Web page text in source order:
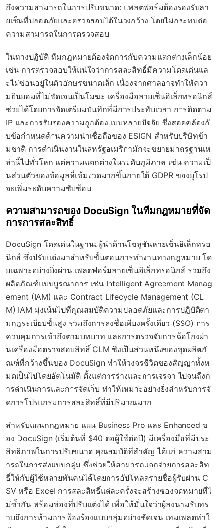
ถึงความสามารถในการปรับขนาด: แพลตฟอร์มต้องรองรับลา
ยเซ็นที่ปลอดภัยและตรวจสอบได้ในวงกว้าง โดยไม่กระทบต่อ
ความสามารถในการตรวจสอบ
ในทางปฏิบัติ ทีมกฎหมายต้องจัดการกับความแตกต่างเล็กน้อย
เช่น การตรวจสอบให้แน่ใจว่าการสละสิทธิ์มีความโดดเด่นแล
ะไม่ซ่อนอยู่ในตัวอักษรขนาดเล็ก เนื่องจากศาลอาจทำให้ควา
มยินยอมที่ไม่ชัดเจนเป็นโมฆะ เครื่องมือลายเซ็นอิเล็กทรอนิกส์
ช่วยได้โดยการจัดเตรียมบันทึกที่มีการประทับเวลา การติดตาม
IP และการรับรองความถูกต้องแบบหลายปัจจัย ซึ่งสอดคล้องกั
บข้อกำหนดด้านความน่าเชื่อถือของ ESIGN สำหรับบริษัทข้า
มชาติ การดำเนินงานในสหรัฐอเมริกามักจะขยายมาตรฐานเห
ล่านี้ไปทั่วโลก แต่ความแตกต่างในระดับภูมิภาค เช่น ความเป็
นส่วนตัวของข้อมูลที่เข้มงวดมากขึ้นภายใต้ GDPR ของยุโรป
จะเพิ่มระดับความซับซ้อน
ความสามารถของ DocuSign ในทีมกฎหมายที่จัด
การการสละสิทธิ์
DocuSign โดดเด่นในฐานะผู้นำด้านโซลูชันลายเซ็นอิเล็กทรอ
นิกส์ ซึ่งปรับแต่งมาสำหรับขั้นตอนการทำงานทางกฎหมาย โด
ยเฉพาะอย่างยิ่งผ่านแพลตฟอร์มลายเซ็นอิเล็กทรอนิกส์ รวมถึง
ผลิตภัณฑ์แบบบูรณาการ เช่น Intelligent Agreement Manag
ement (IAM) และ Contract Lifecycle Management (CL
M) IAM มุ่งเน้นไปที่คุณสมบัติความปลอดภัยและการปฏิบัติตา
มกฎระเบียบขั้นสูง รวมถึงการลงชื่อเพียงครั้งเดียว (SSO) การ
ควบคุมการเข้าถึงตามบทบาท และการตรวจจับการฉ้อโกงผ่า
นเครื่องมือตรวจสอบสิทธิ์ CLM ซึ่งเป็นส่วนหนึ่งของชุดผลิตภั
ณฑ์ที่กว้างขึ้นของ DocuSign ทำให้วงจรชีวิตของสัญญาทั้งห
มดเป็นไปโดยอัตโนมัติ ตั้งแต่การร่างและการเจรจา ไปจนถึงก
ารดำเนินการและการจัดเก็บ ทำให้เหมาะอย่างยิ่งสำหรับการจั
ดการโปรแกรมการสละสิทธิ์ที่มีปริมาณมาก
สำหรับแผนกกฎหมาย แผน Business Pro และ Enhanced ข
อง DocuSign (เริ่มต้นที่ $40 ต่อผู้ใช้ต่อปี) มีเครื่องมือที่มีประ
สิทธิภาพในการปรับขนาด คุณสมบัติที่สำคัญ ได้แก่ ความสาม
ารถในการส่งแบบกลุ่ม ซึ่งช่วยให้สามารถแจกจ่ายการสละสิท
ธิ์ให้กับผู้ใช้หลายพันคนได้โดยการอัปโหลดรายชื่อผู้รับผ่าน C
SV หรือ Excel การสละสิทธิ์แต่ละครั้งจะสร้างซองจดหมายที่ไ
ม่ซ้ำกัน พร้อมช่องที่ปรับแต่งได้ เพื่อให้มั่นใจว่าผู้ลงนามรับทร
าบถึงการห้ามการฟ้องร้องแบบกลุ่มอย่างชัดเจน เทมเพลตทำใ